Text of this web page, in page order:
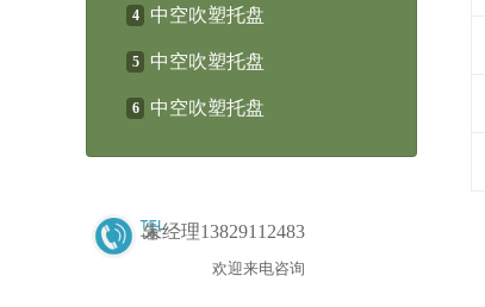
4 中空吹塑托盘
5 中空吹塑托盘
6 中空吹塑托盘
朱经理13829112483
欢迎来电咨询